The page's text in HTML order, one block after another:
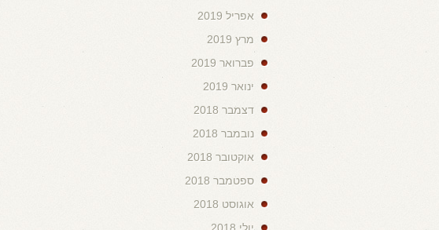
אפריל 2019
מרץ 2019
פברואר 2019
ינואר 2019
דצמבר 2018
נובמבר 2018
אוקטובר 2018
ספטמבר 2018
אוגוסט 2018